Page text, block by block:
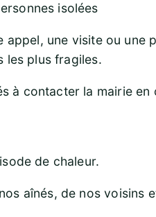
isolées
appel, une visite ou une
les plus fragiles.
à contacter la mairie en
de chaleur.
aînés, de nos voisins